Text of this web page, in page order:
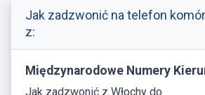
Jak zadzwonić na telefon
z:
Międzynarodowe Numery
Jak zadzwonić z Włochy do